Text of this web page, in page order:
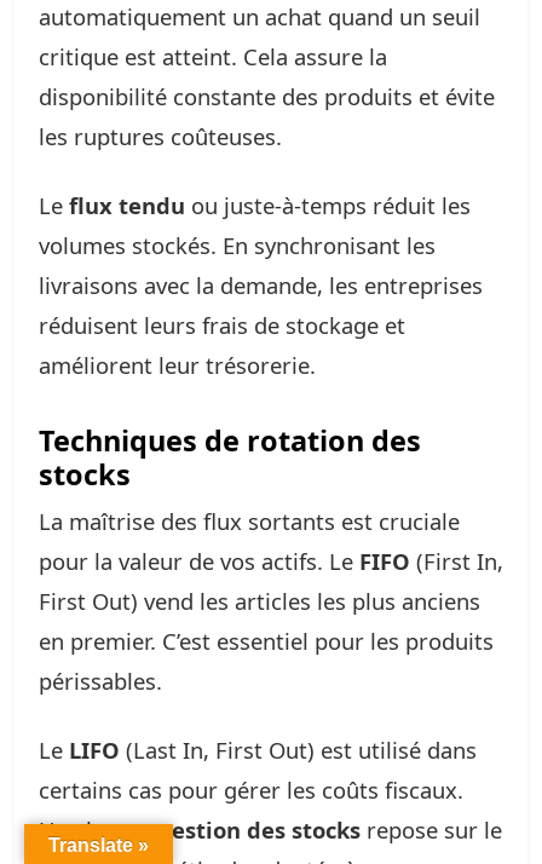
automatiquement un achat quand un seuil
critique est atteint. Cela assure la
disponibilité constante des produits et évite
les ruptures coûteuses.
Le flux tendu ou juste-à-temps réduit les
volumes stockés. En synchronisant les
livraisons avec la demande, les entreprises
réduisent leurs frais de stockage et
améliorent leur trésorerie.
Techniques de rotation des
stocks
La maîtrise des flux sortants est cruciale
pour la valeur de vos actifs. Le FIFO (First In,
First Out) vend les articles les plus anciens
en premier. C’est essentiel pour les produits
périssables.
Le LIFO (Last In, First Out) est utilisé dans
certains cas pour gérer les coûts fiscaux.
Une bonnegestion des stocks repose sur le
Translate »